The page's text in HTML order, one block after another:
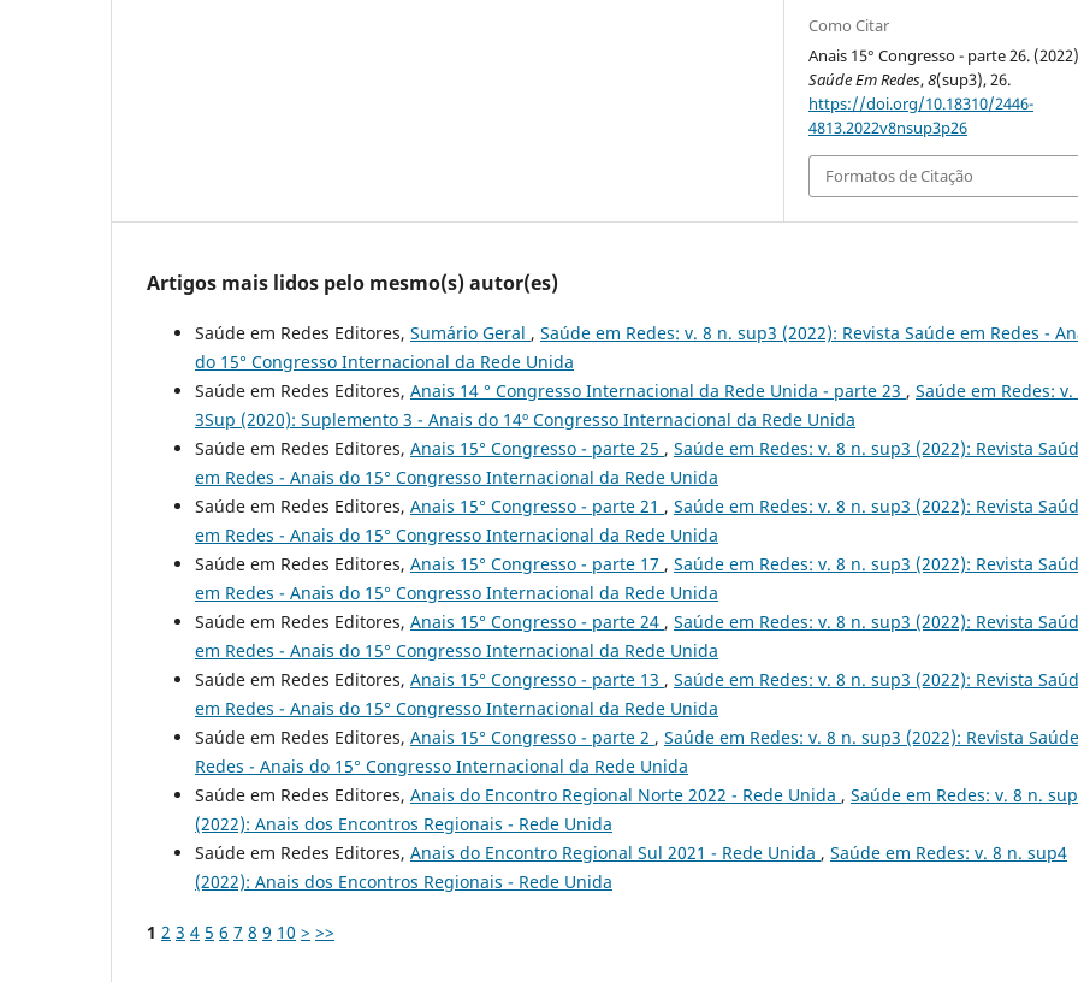
Como Citar
Anais 15° Congresso - parte 26.
Saúde Em Redes,8(sup3), 26.
https://doi.org/10.18310/2446-
4813.2022v8nsup3p26
Formatos de Citação
Artigos mais lidos pelo mesmo(s) autor(es)
Saúde em Redes Editores, Sumário Geral , Saúde em Redes: v. 8 n. sup3 (2022): Revista Saúde em Redes -
do 15° Congresso Internacional da Rede Unida
Saúde em Redes Editores, Anais 14 ° Congresso Internacional da Rede Unida - parte 23 , Saúde em Redes: v.
3Sup (2020): Suplemento 3 - Anais do 14º Congresso Internacional da Rede Unida
Saúde em Redes Editores, Anais 15° Congresso - parte 25 , Saúde em Redes: v. 8 n. sup3 (2022): Revista
em Redes - Anais do 15° Congresso Internacional da Rede Unida
Saúde em Redes Editores, Anais 15° Congresso - parte 21 , Saúde em Redes: v. 8 n. sup3 (2022): Revista
em Redes - Anais do 15° Congresso Internacional da Rede Unida
Saúde em Redes Editores, Anais 15° Congresso - parte 17 , Saúde em Redes: v. 8 n. sup3 (2022): Revista
em Redes - Anais do 15° Congresso Internacional da Rede Unida
Saúde em Redes Editores, Anais 15° Congresso - parte 24 , Saúde em Redes: v. 8 n. sup3 (2022): Revista
em Redes - Anais do 15° Congresso Internacional da Rede Unida
Saúde em Redes Editores, Anais 15° Congresso - parte 13 , Saúde em Redes: v. 8 n. sup3 (2022): Revista
em Redes - Anais do 15° Congresso Internacional da Rede Unida
Saúde em Redes Editores, Anais 15° Congresso - parte 2 , Saúde em Redes: v. 8 n. sup3 (2022): Revista
Redes - Anais do 15° Congresso Internacional da Rede Unida
Saúde em Redes Editores, Anais do Encontro Regional Norte 2022 - Rede Unida , Saúde em Redes: v. 8 n.
(2022): Anais dos Encontros Regionais - Rede Unida
Saúde em Redes Editores, Anais do Encontro Regional Sul 2021 - Rede Unida , Saúde em Redes: v. 8 n. sup4
(2022): Anais dos Encontros Regionais - Rede Unida
1 2 3 4 5 6 7 8 9 10 > >>